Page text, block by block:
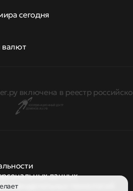
сегодня
валют
включена в реестр
данных
технологий